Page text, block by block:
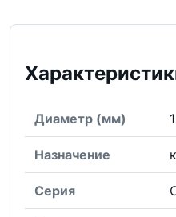
Диаметр (мм)
Назначение
Серия